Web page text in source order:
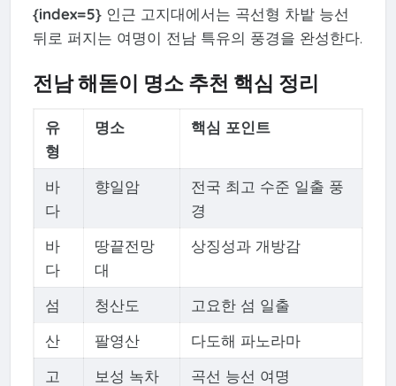
{index=5}인근 고지대에서는 곡선형 차밭 능선
뒤로 퍼지는 여명이 전남 특유의 풍경을 완성한다.
전남 해돋이 명소 추천 핵심 정리
유
형
명소 핵심 포인트
바
다
향일암
전국 최고 수준 일출 풍
경
바
다
땅끝전망
대
상징성과 개방감
섬 청산도
고요한 섬 일출
산
팔영산
다도해 파노라마
고
보성 녹차
곡선 능선 여명